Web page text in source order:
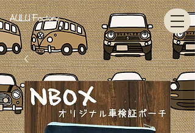
AULU Factory